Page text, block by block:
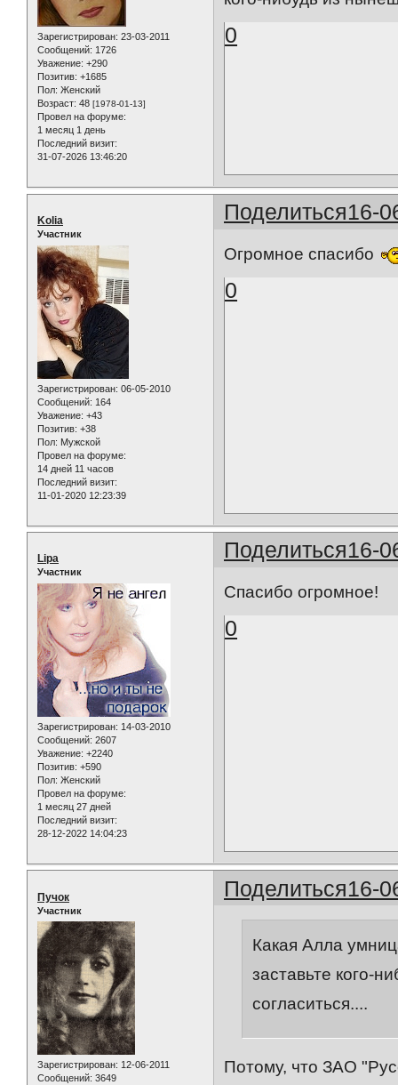
Зарегистрирован: 23-03-2011
Сообщений: 1726
Уважение: +290
Позитив: +1685
Пол: Женский
Возраст: 48 [1978-01-13]
Провел на форуме:
1 месяц 1 день
Последний визит:
31-07-2026 13:46:20
0
Поделиться16-
Kolia
Участник
Зарегистрирован: 06-05-2010
Сообщений: 164
Уважение: +43
Позитив: +38
Пол: Мужской
Провел на форуме:
14 дней 11 часов
Последний визит:
11-01-2020 12:23:39
Огромное спасибо
0
Поделиться16-
Lipa
Участник
Зарегистрирован: 14-03-2010
Сообщений: 2607
Уважение: +2240
Позитив: +590
Пол: Женский
Провел на форуме:
1 месяц 27 дней
Последний визит:
28-12-2022 14:04:23
Спасибо огромное!
0
Поделиться16-
Пучок
Участник
Зарегистрирован: 12-06-2011
Сообщений: 3649
Какая Алла
заставьте кого-
согласиться....
Потому, что ЗАО